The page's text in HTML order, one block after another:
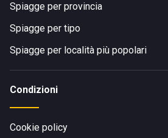
Spiagge per provincia
Spiagge per tipo
Spiagge per località più popolari
Condizioni
Cookie policy